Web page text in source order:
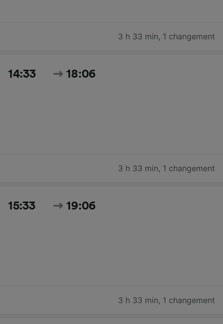
3 h 33 min, 1 changement
14:33 18:06
3 h 33 min, 1 changement
15:33 19:06
3 h 33 min, 1 changement